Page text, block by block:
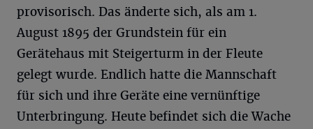
provisorisch. Das änderte sich, als am 1.
August 1895 der Grundstein für ein
Gerätehaus mit Steigerturm in der Fleute
gelegt wurde. Endlich hatte die Mannschaft
für sich und ihre Geräte eine vernünftige
Unterbringung. Heute befindet sich die Wache